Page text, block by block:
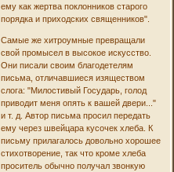
ему как жертва поклонников старого
порядка и приходских священников".
Самые же хитроумные превращали
свой промысел в высокое искусство.
Они писали своим благодетелям
письма, отличавшиеся изяществом
слога: "Милостивый Государь, голод
приводит меня опять к вашей двери..."
и т. д. Автор письма просил передать
ему через швейцара кусочек хлеба. К
письму прилагалось довольно хорошее
стихотворение, так что кроме хлеба
проситель обычно получал звонкую